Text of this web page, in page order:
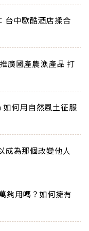
台中歐酷酒店揉合
廣國產農漁產品 打
何用自然風土征服
成為那個改變他人
夠用嗎？如何擁有